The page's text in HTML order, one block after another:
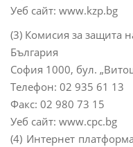
Уеб сайт: www.kzp.bg
(3) Комисия за защита
България
София 1000, бул.
Телефон: 02 935 61 13
Факс: 02 980 73 15
Уеб сайт: www.cpc.bg
(4) Интернет